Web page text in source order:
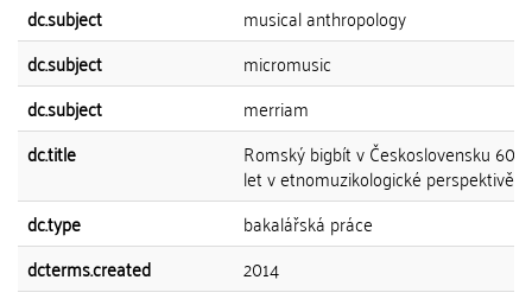
dc.subject
musical anthropology
dc.subject
micromusic
dc.subject
merriam
dc.title
Romský bigbít v Československu 60.
let v etnomuzikologické perspektivě
dc.type
bakalářská práce
dcterms.created
2014